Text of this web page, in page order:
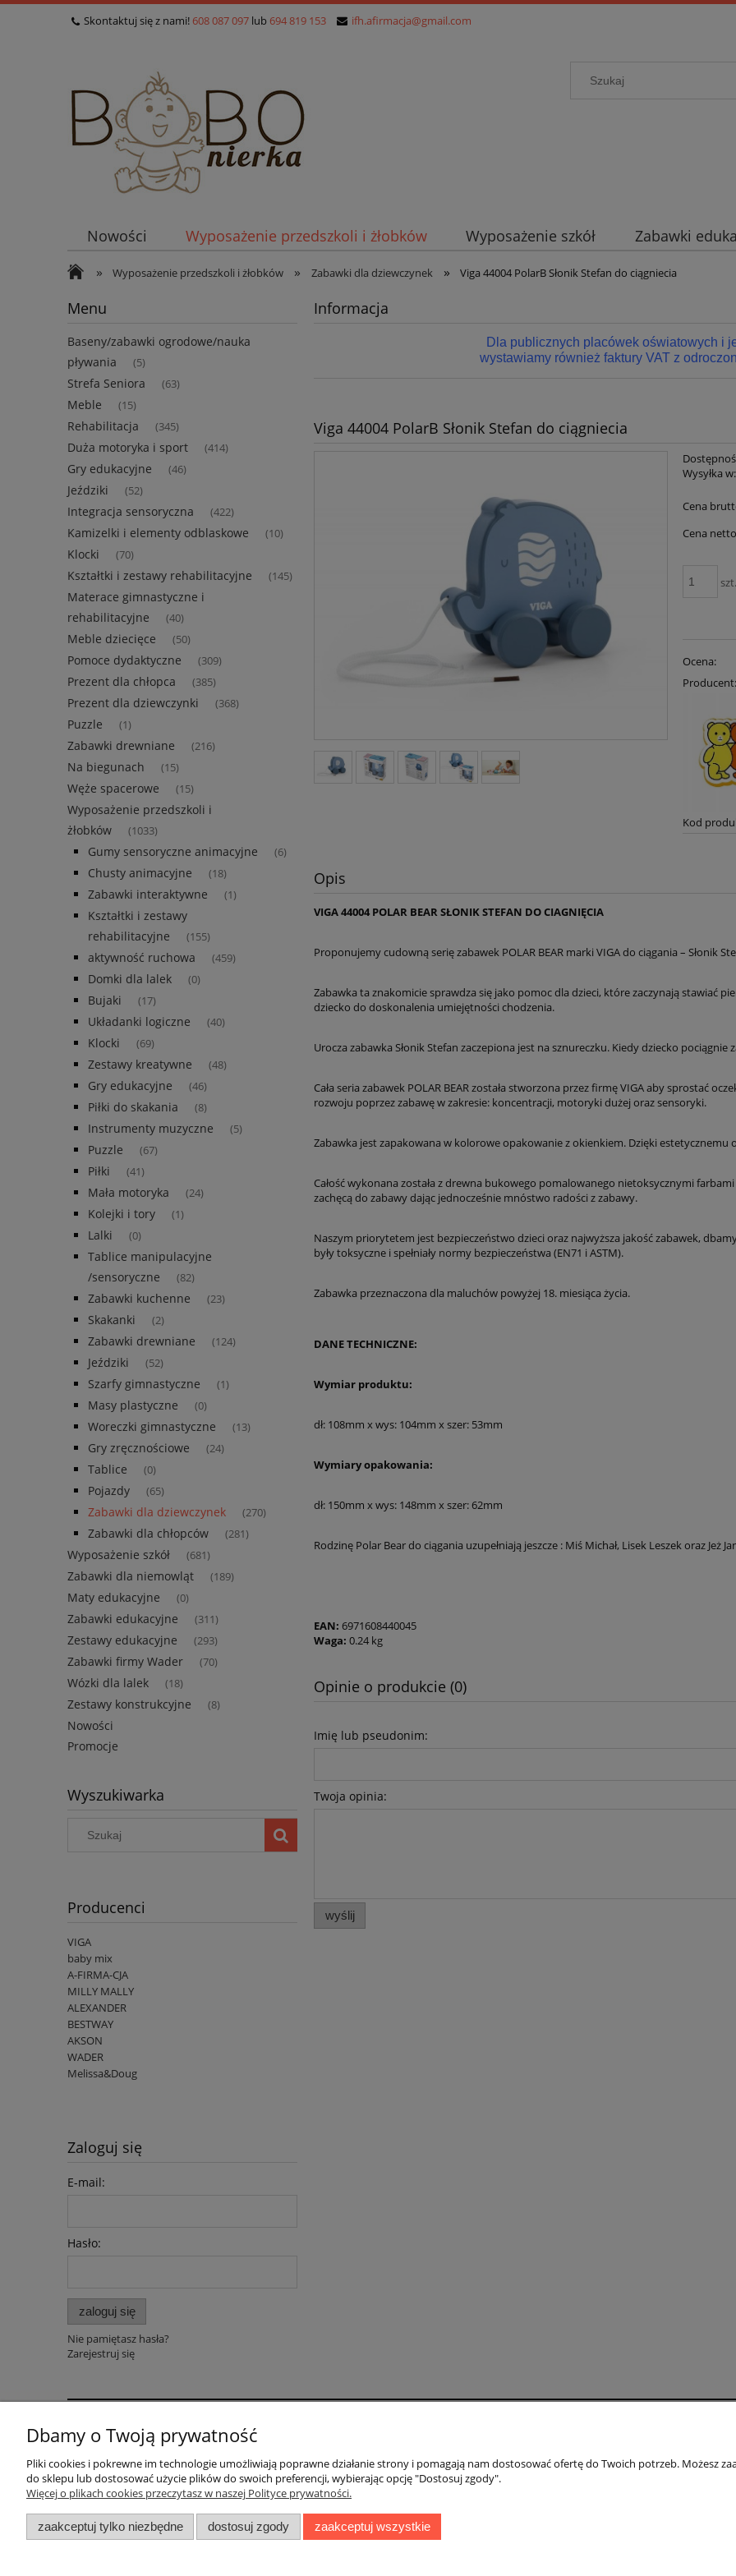
Skontaktuj się z nami! 608 087 097 lub 694 819 153
ifh.afirmacja@gmail.com
Nowości Wyposażenie przedszkoli i żłobków Wyposażenie szkół Zabawki
» Wyposażenie przedszkoli i żłobków » Zabawki dla dziewczynek » Viga 44004 PolarB Słonik Stefan do ciągniecia
Menu
Baseny/zabawki ogrodowe/nauka
pływania
(5)
Strefa Seniora (63)
Meble (15)
Rehabilitacja (345)
Duża motoryka i sport (414)
Gry edukacyjne (46)
Jeździki (52)
Integracja sensoryczna (422)
Kamizelki i elementy odblaskowe (10)
Klocki (70)
Kształtki i zestawy rehabilitacyjne (145)
Materace gimnastyczne i
rehabilitacyjne
(40)
Meble dziecięce (50)
Pomoce dydaktyczne (309)
Prezent dla chłopca (385)
Prezent dla dziewczynki (368)
Puzzle (1)
Zabawki drewniane (216)
Na biegunach (15)
Węże spacerowe (15)
Wyposażenie przedszkoli i
żłobków
(1033)
Gumy sensoryczne animacyjne (6)
Chusty animacyjne (18)
Zabawki interaktywne (1)
Kształtki i zestawy
rehabilitacyjne
(155)
aktywność ruchowa (459)
Domki dla lalek (0)
Bujaki (17)
Układanki logiczne (40)
Klocki (69)
Zestawy kreatywne (48)
Gry edukacyjne (46)
Piłki do skakania (8)
Instrumenty muzyczne (5)
Puzzle (67)
Piłki (41)
Mała motoryka (24)
Kolejki i tory (1)
Lalki (0)
Tablice manipulacyjne
/sensoryczne
(82)
Zabawki kuchenne (23)
Skakanki (2)
Zabawki drewniane (124)
Jeździki (52)
Szarfy gimnastyczne (1)
Masy plastyczne (0)
Woreczki gimnastyczne (13)
Gry zręcznościowe (24)
Tablice (0)
Pojazdy (65)
Zabawki dla dziewczynek (270)
Zabawki dla chłopców (281)
Wyposażenie szkół (681)
Zabawki dla niemowląt (189)
Maty edukacyjne (0)
Zabawki edukacyjne (311)
Zestawy edukacyjne (293)
Zabawki firmy Wader (70)
Wózki dla lalek (18)
Zestawy konstrukcyjne (8)
Nowości
Promocje
Wyszukiwarka
Producenci
VIGA
baby mix
A-FIRMA-CJA
MILLY MALLY
ALEXANDER
BESTWAY
AKSON
WADER
Melissa&Doug
Zaloguj się
E-mail:
Hasło:
zaloguj się
Nie pamiętasz hasła?
Zarejestruj się
Informacja
Dla publicznych placówek oświatowych i
wystawiamy również faktury VAT z
Viga 44004 PolarB Słonik Stefan do ciągniecia
Wysyłka w:
Cena
Cena
szt.
Ocena:
Producent:
Kod
Opis
VIGA 44004 POLAR BEAR SŁONIK STEFAN DO CIAGNIĘCIA
Proponujemy cudowną serię zabawek POLAR BEAR marki VIGA do ciągania – Słonik
Zabawka ta znakomicie sprawdza się jako pomoc dla dzieci, które zaczynają stawiać
dziecko do doskonalenia umiejętności chodzenia.
Urocza zabawka Słonik Stefan zaczepiona jest na sznureczku. Kiedy dziecko
Cała seria zabawek POLAR BEAR została stworzona przez firmę VIGA aby sprostać
rozwoju poprzez zabawę w zakresie: koncentracji, motoryki dużej oraz sensoryki.
Zabawka jest zapakowana w kolorowe opakowanie z okienkiem. Dzięki
Całość wykonana została z drewna bukowego pomalowanego nietoksycznymi
zachęcą do zabawy dając jednocześnie mnóstwo radości z zabawy.
Naszym priorytetem jest bezpieczeństwo dzieci oraz najwyższa jakość zabawek,
były toksyczne i spełniały normy bezpieczeństwa (EN71 i ASTM).
Zabawka przeznaczona dla maluchów powyżej 18. miesiąca życia.
DANE TECHNICZNE:
Wymiar produktu:
dł: 108mm x wys: 104mm x szer: 53mm
Wymiary opakowania:
dł: 150mm x wys: 148mm x szer: 62mm
Rodzinę Polar Bear do ciągania uzupełniają jeszcze : Miś Michał, Lisek Leszek oraz Jeż
EAN: 6971608440045
Waga: 0.24 kg
Opinie o produkcie (0)
Imię lub pseudonim:
Twoja opinia:
wyślij
Pomoc
Polityka prywatności
Regulaminy
Faktury i paragony
Koszty dostawy
Sposoby płatności
Twoje zamówienia
Ustawienia konta
Gwarancja
Dbamy o Twoją prywatność
Pliki cookies i pokrewne im technologie umożliwiają poprawne działanie strony i pomagają nam dostosować ofertę do Twoich potrzeb. Możesz
do sklepu lub dostosować użycie plików do swoich preferencji, wybierając opcję "Dostosuj zgody".
Więcej o plikach cookies przeczytasz w naszej Polityce prywatności.
zaakceptuj tylko niezbędne dostosuj zgody zaakceptuj wszystkie